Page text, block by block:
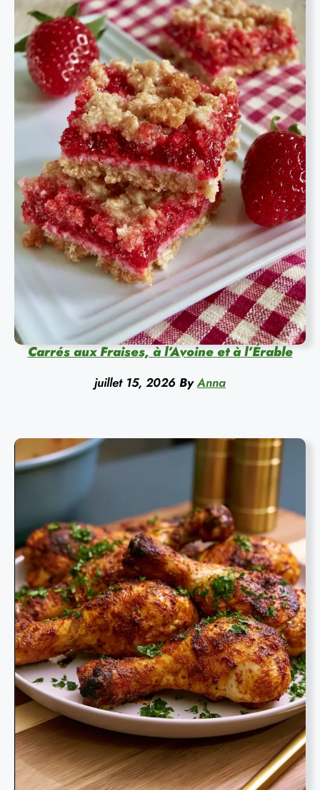
Carrés aux Fraises, à l’Avoine et à l’Érable
juillet 15, 2026 By Anna